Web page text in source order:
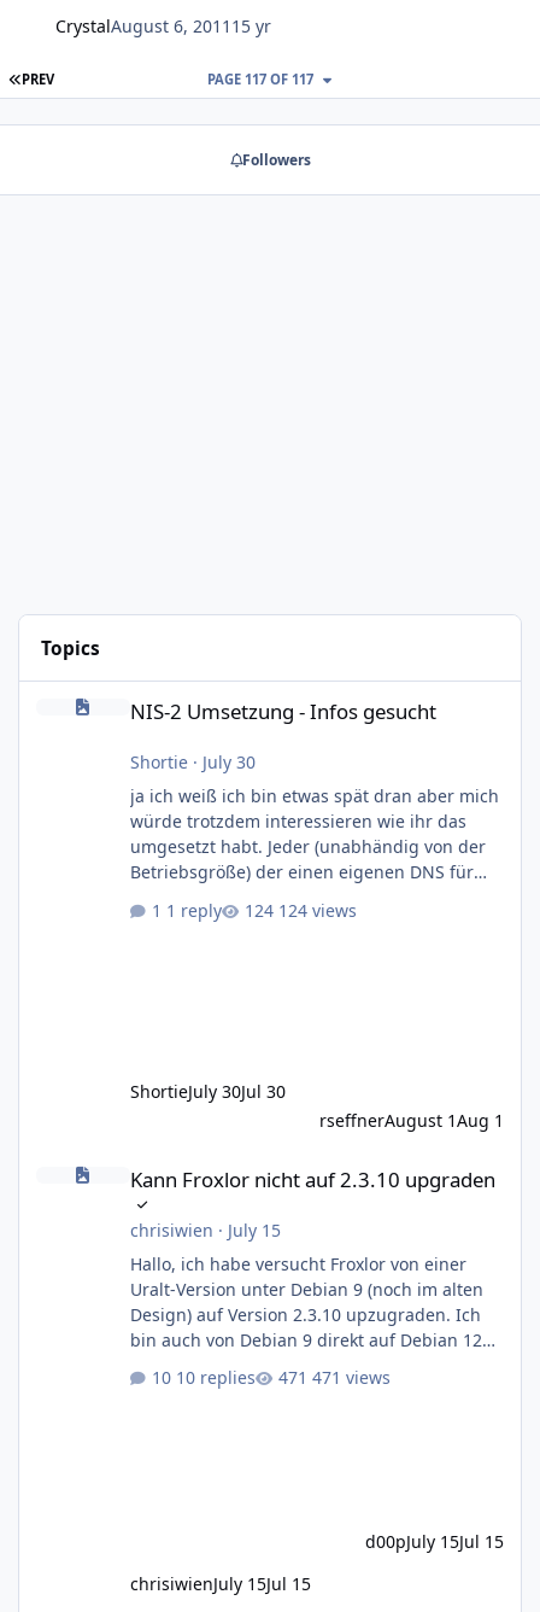
CrystalAugust 6, 2011 15 yr
FIRST PAGE
PREV PAGE 117 OF 117
Followers
Topics
NIS-2 Umsetzung - Infos gesucht
NIS-2 Umsetzung - Infos gesucht
Shortie· July 30
ja ich weiß ich bin etwas spät dran aber mich
würde trotzdem interessieren wie ihr das
umgesetzt habt. Jeder (unabhändig von der
Betriebsgröße) der einen eigenen DNS für
die NIS-2 Richtlinie. Zitat: Gemäß § 28 Absatz
1 reply 124 views
ShortieJuly 30Jul 30
rseffnerAugust 1Aug 1
Kann Froxlor nicht auf 2.3.10 upgraden
chrisiwien · July 15
Hallo, ich habe versucht Froxlor von einer
Uralt-Version unter Debian 9 (noch im alten
Design) auf Version 2.3.10 upzugraden. Ich
bin auch von Debian 9 direkt auf Debian 12
Bookworm gesprungen, das ging auch nicht
ohne Querelen. Das neue Login-Panel von
update Seite. Ich habe in der Zwische
10 replies 471 views
chrisiwienJuly 15Jul 15
d00pJuly 15Jul 15